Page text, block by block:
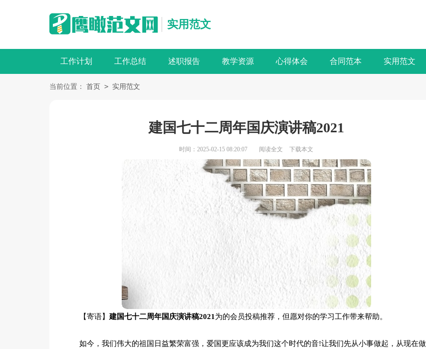
实用范文
工作计划 工作总结 述职报告 教学资源 心得体会 合同范本 实用范文
当前位置： 首页 > 实用范文
建国七十二周年国庆演讲稿2021
时间：2025-02-15 08:20:07 阅读全文 下载本文
【寄语】 建国七十二周年国庆演讲稿2021 为的会员投稿推荐，但愿对你的学习工作带来帮助。
如今，我们伟大的祖国日益繁荣富强，爱国更应该成为我们这个时代的音!让我们先从小事做起，从现在做